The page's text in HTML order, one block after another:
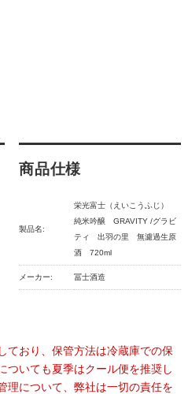
商品仕様
製品名:
栄光富士（えいこうふじ）
純米吟醸 GRAVITY /グラビ
ティ 出羽の里 無濾過生原
酒 720ml
メーカー: 冨士酒造
ており、保管方法は冷蔵庫での保
ついても夏季はクール便を推奨し
理について、弊社は一切の責任を